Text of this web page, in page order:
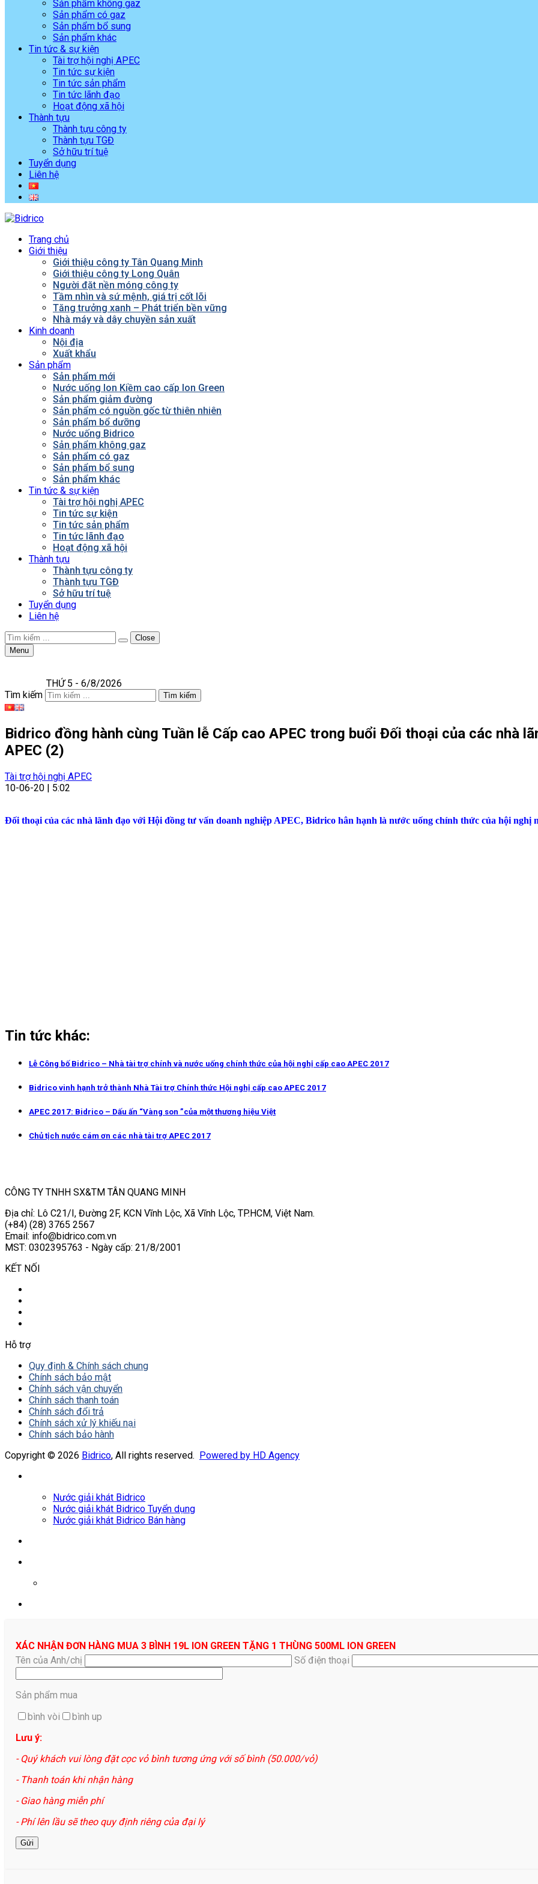
Sản phẩm không gaz
Sản phẩm có gaz
Sản phẩm bổ sung
Sản phẩm khác
Tin tức & sự kiện
Tài trợ hội nghị APEC
Tin tức sự kiện
Tin tức sản phẩm
Tin tức lãnh đạo
Hoạt động xã hội
Thành tựu
Thành tựu công ty
Thành tựu TGĐ
Sở hữu trí tuệ
Tuyển dụng
Liên hệ
Trang chủ
Giới thiệu
Giới thiệu công ty Tân Quang Minh
Giới thiệu công ty Long Quân
Người đặt nền móng công ty
Tầm nhìn và sứ mệnh, giá trị cốt lõi
Tăng trưởng xanh – Phát triển bền vững
Nhà máy và dây chuyền sản xuất
Kinh doanh
Nội địa
Xuất khẩu
Sản phẩm
Sản phẩm mới
Nước uống Ion Kiềm cao cấp Ion Green
Sản phẩm giảm đường
Sản phẩm có nguồn gốc từ thiên nhiên
Sản phẩm bổ dưỡng
Nước uống Bidrico
Sản phẩm không gaz
Sản phẩm có gaz
Sản phẩm bổ sung
Sản phẩm khác
Tin tức & sự kiện
Tài trợ hội nghị APEC
Tin tức sự kiện
Tin tức sản phẩm
Tin tức lãnh đạo
Hoạt động xã hội
Thành tựu
Thành tựu công ty
Thành tựu TGĐ
Sở hữu trí tuệ
Tuyển dụng
Liên hệ
Close
Menu
THỨ 5 - 6/8/2026
Tìm kiếm
Tìm kiếm
Bidrico đồng hành cùng Tuần lễ Cấp cao APEC trong buổi Đối thoại của các nhà
APEC (2)
Tài trợ hội nghị APEC
10-06-20 | 5:02
Đối thoại của các nhà lãnh đạo với Hội đồng tư vấn doanh nghiệp APEC, Bidrico hân hạnh là nước uống chính thức của hội nghị
Tin tức khác:
Lễ Công bố Bidrico – Nhà tài trợ chính và nước uống chính thức của hội nghị cấp cao APEC 2017
Bidrico vinh hạnh trở thành Nhà Tài trợ Chính thức Hội nghị cấp cao APEC 2017
APEC 2017: Bidrico – Dấu ấn “Vàng son ”của một thương hiệu Việt
Chủ tịch nước cám ơn các nhà tài trợ APEC 2017
CÔNG TY TNHH SX&TM TÂN QUANG MINH
Địa chỉ: Lô C21/I, Đường 2F, KCN Vĩnh Lộc, Xã Vĩnh Lộc, TP.HCM, Việt Nam.
(+84) (28) 3765 2567
Email: info@bidrico.com.vn
MST: 0302395763 - Ngày cấp: 21/8/2001
KẾT NỐI
Hỗ trợ
Quy định & Chính sách chung
Chính sách bảo mật
Chính sách vận chuyển
Chính sách thanh toán
Chính sách đổi trả
Chính sách xử lý khiếu nại
Chính sách bảo hành
Copyright © 2026 Bidrico, All rights reserved. Powered by HD Agency
Nước giải khát Bidrico
Nước giải khát Bidrico Tuyển dụng
Nước giải khát Bidrico Bán hàng
XÁC NHẬN ĐƠN HÀNG MUA 3 BÌNH 19L ION GREEN TẶNG 1 THÙNG 500ML ION GREEN
Tên của Anh/chị
Số điện thoại
Sản phẩm mua
bình vòi
bình up
Lưu ý:
- Quý khách vui lòng đặt cọc vỏ bình tương ứng với số bình (50.000/vỏ)
- Thanh toán khi nhận hàng
- Giao hàng miễn phí
- Phí lên lầu sẽ theo quy định riêng của đại lý